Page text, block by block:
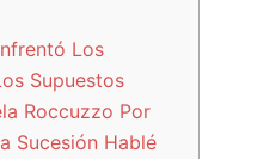
Los
Supuestos
Roccuzzo Por
Sucesión Hablé